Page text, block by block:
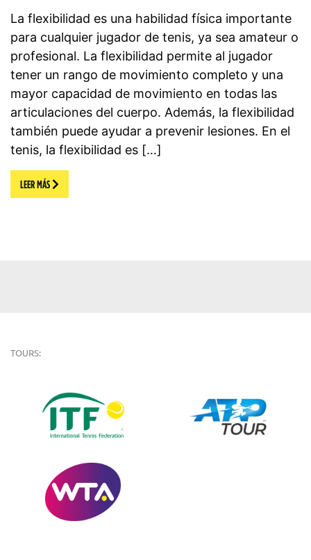
La flexibilidad es una habilidad física importante
para cualquier jugador de tenis, ya sea amateur o
profesional. La flexibilidad permite al jugador
tener un rango de movimiento completo y una
mayor capacidad de movimiento en todas las
articulaciones del cuerpo. Además, la flexibilidad
también puede ayudar a prevenir lesiones. En el
tenis, la flexibilidad es […]
LEER MÁS
TOURS: